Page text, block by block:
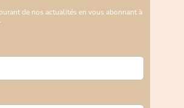
de nos actualités en vous abonnant à